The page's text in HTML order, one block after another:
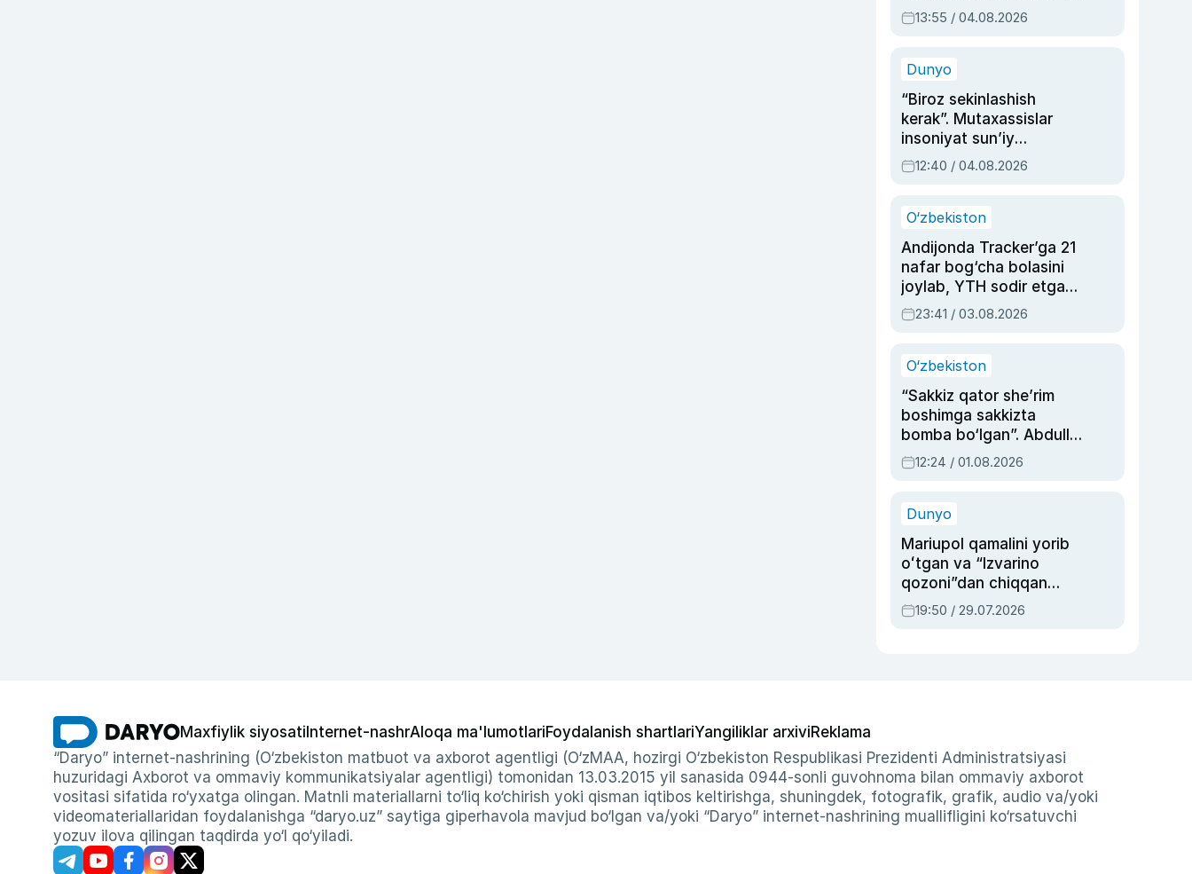
dublyaj ustasi Rimma
Ahmedovaning
13:55 / 04.08.2026
Dunyo
“Biroz sekinlashish
kerak”. Mutaxassislar
insoniyat sun’iy
intellektni boshqara
olmay qolishidan xavotir
12:40 / 04.08.2026
O‘zbekiston
Andijonda Tracker’ga 21
nafar bog‘cha bolasini
joylab, YTH sodir etgan
ayolga sud hukmi o‘qildi
23:41 / 03.08.2026
O‘zbekiston
“Sakkiz qator she’rim
boshimga sakkizta
bomba bo‘lgan”. Abdulla
Oripovni siyosiy
ayblovlardan asrab
12:24 / 01.08.2026
Dunyo
Mariupol qamalini yorib
oʻtgan va “Izvarino
qozoni”dan chiqqan
qahramon — Ukraina
armiyasi bosh
19:50 / 29.07.2026
Maxfiylik siyosati Internet-nashrAloqa ma'lumotlariFoydalanish shartlariYangiliklar arxiviReklama
“Daryo” internet-nashrining (O‘zbekiston matbuot va axborot agentligi (O‘zMAA, hozirgi O‘zbekiston Respublikasi Prezidenti Administratsiyasi
huzuridagi Axborot va ommaviy kommunikatsiyalar agentligi) tomonidan 13.03.2015 yil sanasida 0944-sonli guvohnoma bilan ommaviy axborot
vositasi sifatida ro‘yxatga olingan. Matnli materiallarni to‘liq ko‘chirish yoki qisman iqtibos keltirishga, shuningdek, fotografik, grafik, audio va/yoki
videomateriallaridan foydalanishga “daryo.uz” saytiga giperhavola mavjud bo‘lgan va/yoki “Daryo” internet-nashrining muallifligini ko‘rsatuvchi
yozuv ilova qilingan taqdirda yo‘l qo‘yiladi.